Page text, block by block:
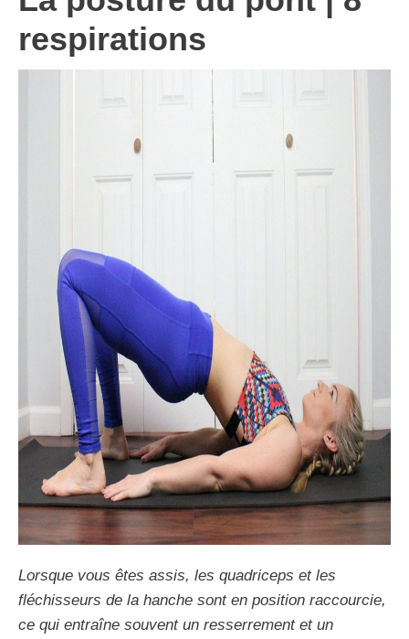
respirations
Lorsque vous êtes assis, les quadriceps et les
fléchisseurs de la hanche sont en position raccourcie,
ce qui entraîne souvent un resserrement et un